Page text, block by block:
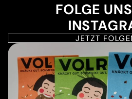
FOLGE
JETZT